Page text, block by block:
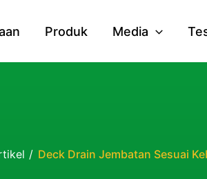
Produk Media
/ Deck Drain Jembatan Sesuai